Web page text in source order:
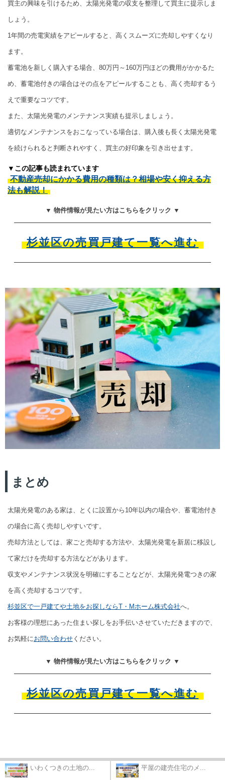
買主の興味を引けるため、太陽光発電の収支を整理して買主に提示しま
しょう。
1年間の売電実績をアピールすると、高くスムーズに売却しやすくなり
ます。
蓄電池を新しく購入する場合、80万円～160万円ほどの費用がかかるた
め、蓄電池付きの場合はその点をアピールすることも、高く売却するう
えで重要なコツです。
また、太陽光発電のメンテナンス実績も提示しましょう。
適切なメンテナンスをおこなっている場合は、購入後も長く太陽光発電
を続けられると判断されやすく、買主の好印象を引き出せます。
▼この記事も読まれています
不動産売却にかかる費用の種類は？相場や安く抑える方
法も解説！
▼ 物件情報が見たい方はこちらをクリック ▼
杉並区の売買戸建て一覧へ進む
まとめ
太陽光発電のある家は、とくに設置から10年以内の場合や、蓄電池付き
の場合に高く売却しやすいです。
売却方法としては、家ごと売却する方法や、太陽光発電を新居に移設し
て家だけを売却する方法などがあります。
収支やメンテナンス状況を明確にすることなどが、太陽光発電つきの家
を高く売却するコツです。
杉並区で一戸建てや土地をお探しならT・Mホーム株式会社へ。
お客様の理想にあった住まい探しをお手伝いさせていただきますので、
お気軽にお問い合わせ ください。
▼ 物件情報が見たい方はこちらをクリック ▼
杉並区の売買戸建て一覧へ進む
いわくつきの土地の... 平屋の建売住宅のメ...